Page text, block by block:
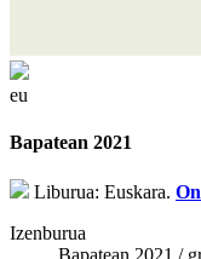
eu
Bapatean 2021
Liburua: Euskara.
Izenburua